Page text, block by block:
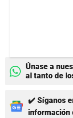
Únase a
al tanto de
✔️ Síganos
información